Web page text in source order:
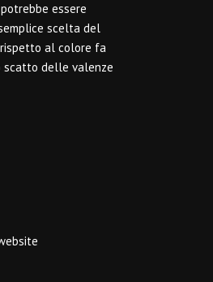
essere
scelta del
al colore fa
scatto delle valenze